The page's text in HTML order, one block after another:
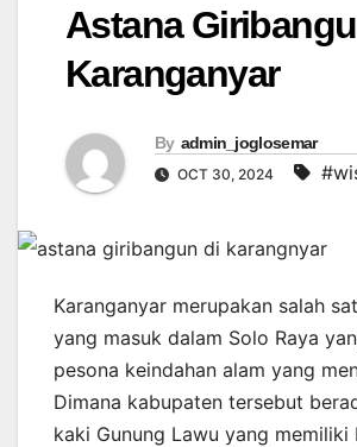
Astana
Karanganyar
By admin_joglosemar
OCT 30, 2024
Karanganyar merupakan salah
yang masuk dalam Solo Raya
pesona keindahan alam yang
Dimana kabupaten tersebut
kaki Gunung Lawu yang memiliki